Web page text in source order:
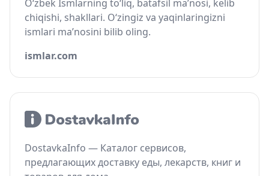
O‘zbek Ismlarning to‘liq, batafsil ma’nosi, kelib
chiqishi, shakllari. O‘zingiz va yaqinlaringizni
ismlari ma’nosini bilib oling.
ismlar.com
DostavkaInfo — Каталог сервисов,
предлагающих доставку еды, лекарств, книг и